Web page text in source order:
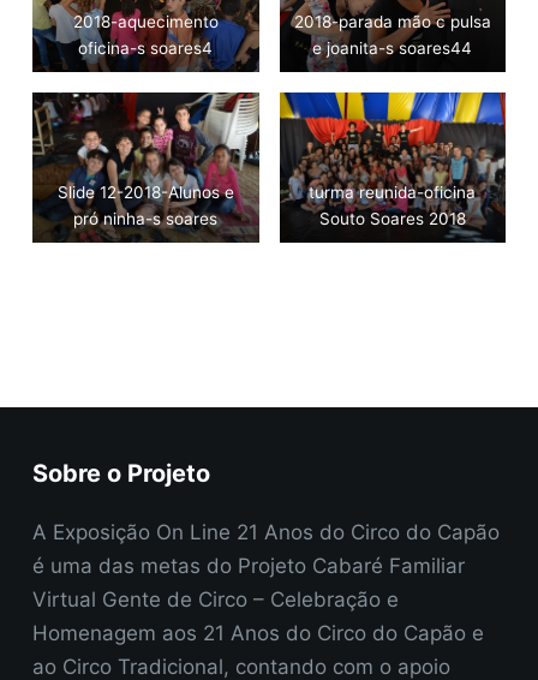
2018-aquecimento
oficina-s soares4
2018-parada mão c pulsa
e joanita-s soares44
Slide 12-2018-Alunos e
pró ninha-s soares
turma reunida-oficina
Souto Soares 2018
Sobre o Projeto
A Exposição On Line 21 Anos do Circo do Capão
é uma das metas do Projeto Cabaré Familiar
Virtual Gente de Circo – Celebração e
Homenagem aos 21 Anos do Circo do Capão e
ao Circo Tradicional, contando com o apoio